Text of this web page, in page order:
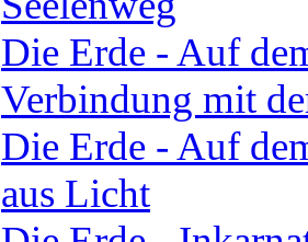
Die Erde - Auf
Verbindung mit
Die Erde - Auf
aus Licht